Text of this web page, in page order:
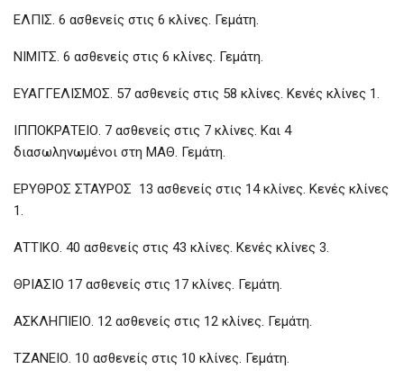
ΕΛΠΙΣ. 6 ασθενείς στις 6 κλίνες. Γεμάτη.
ΝΙΜΙΤΣ. 6 ασθενείς στις 6 κλίνες. Γεμάτη.
ΕΥΑΓΓΕΛΙΣΜΟΣ. 57 ασθενείς στις 58 κλίνες. Κενές κλίνες 1.
ΙΠΠΟΚΡΑΤΕΙΟ. 7 ασθενείς στις 7 κλίνες. Και 4
διασωληνωμένοι στη ΜΑΘ. Γεμάτη.
ΕΡΥΘΡΟΣ ΣΤΑΥΡΟΣ 13 ασθενείς στις 14 κλίνες. Κενές κλίνες
1.
ΑΤΤΙΚΟ. 40 ασθενείς στις 43 κλίνες. Κενές κλίνες 3.
ΘΡΙΑΣΙΟ 17 ασθενείς στις 17 κλίνες. Γεμάτη.
ΑΣΚΛΗΠΙΕΙΟ. 12 ασθενείς στις 12 κλίνες. Γεμάτη.
ΤΖΑΝΕΙΟ. 10 ασθενείς στις 10 κλίνες. Γεμάτη.